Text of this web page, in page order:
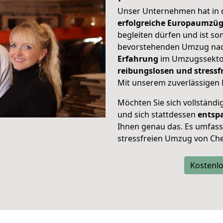
Unser Unternehmen hat in
erfolgreiche
begleiten dürfen und ist
bevorstehenden Umzug
Erfahrung im
reibungslosen und
Mit unserem zuverlässigen
Möchten Sie sich
und sich stattdessen
Ihnen genau das. Es
stressfreien Umzug von